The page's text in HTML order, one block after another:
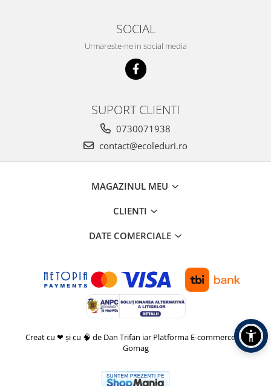
SOCIAL
Urmareste-ne in social media
SUPORT CLIENTI
0730071938
contact@ecoleduri.ro
MAGAZINUL MEU
CLIENTI
DATE COMERCIALE
Creat cu ❤ și cu 🧠 de Dan Trifan iar Platforma E-commerce by
Gomag